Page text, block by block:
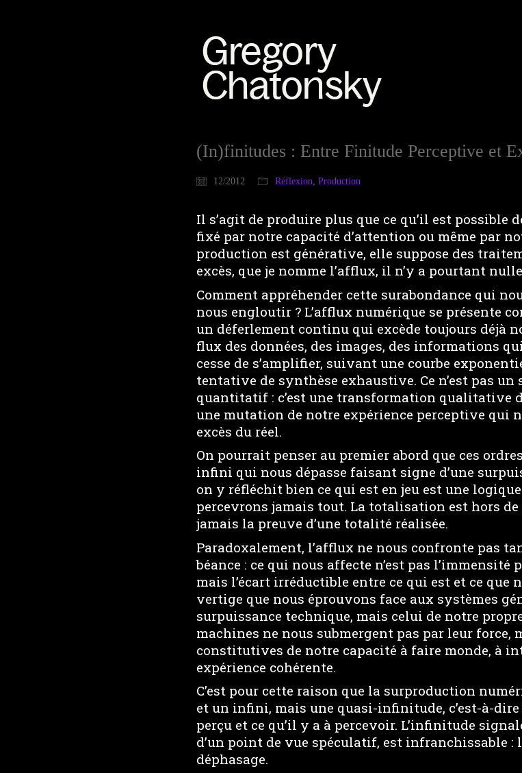
(In)finitudes : Entre Finitude Perceptive et
12/2012 Réflexion, Production
Il s’agit de produire plus que ce qu’il est possible
fixé par notre capacité d’attention ou même par
production est générative, elle suppose des
excès, que je nomme l’afflux, il n’y a pourtant
Comment appréhender cette surabondance qui
nous engloutir ? L’afflux numérique se présente
un déferlement continu qui excède toujours déjà
flux des données, des images, des informations
cesse de s’amplifier, suivant une courbe
tentative de synthèse exhaustive. Ce n’est pas
quantitatif : c’est une transformation qualitative
une mutation de notre expérience perceptive qui
excès du réel.
On pourrait penser au premier abord que ces
infini qui nous dépasse faisant signe d’une
on y réfléchit bien ce qui est en jeu est une
percevrons jamais tout. La totalisation est hors de
jamais la preuve d’une totalité réalisée.
Paradoxalement, l’afflux ne nous confronte pas
béance : ce qui nous affecte n’est pas l’immensité
mais l’écart irréductible entre ce qui est et ce que
vertige que nous éprouvons face aux systèmes
surpuissance technique, mais celui de notre
machines ne nous submergent pas par leur
constitutives de notre capacité à faire monde, à
expérience cohérente.
C’est pour cette raison que la surproduction
et un infini, mais une quasi-infinitude, c’est-à-
perçu et ce qu’il y a à percevoir. L’infinitude
d’un point de vue spéculatif, est infranchissable :
déphasage.